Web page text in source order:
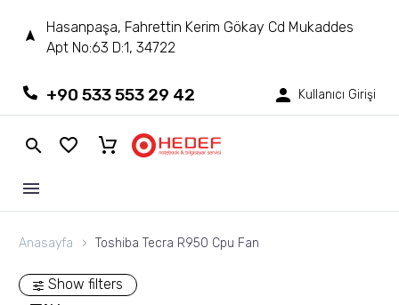
Hasanpaşa, Fahrettin Kerim Gökay Cd Mukaddes
Apt No:63 D:1, 34722
+90 533 553 29 42 Kullanıcı Girişi
Anasayfa Toshiba Tecra R950 Cpu Fan
Show filters